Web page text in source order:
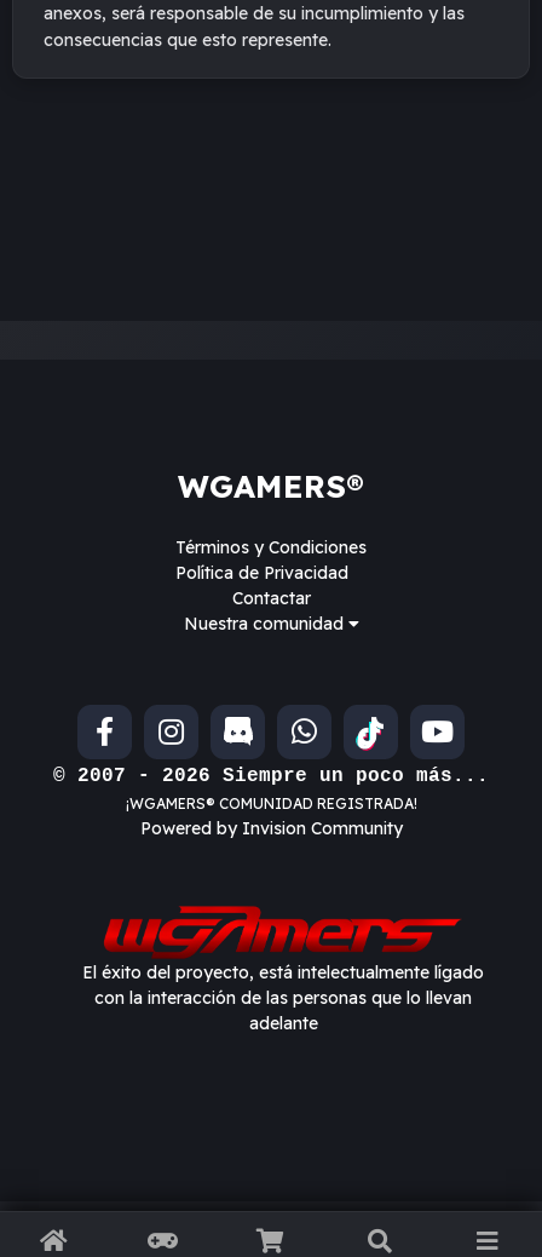
anexos, será responsable de su incumplimiento y las
consecuencias que esto represente.
WGAMERS®
Términos y Condiciones
Política de Privacidad
Contactar
Nuestra comunidad
© 2007 - 2026 Siempre un poco más...
¡WGAMERS® COMUNIDAD REGISTRADA!
Powered by Invision Community
El éxito del proyecto, está intelectualmente lígado
con la interacción de las personas que lo llevan
adelante
Información importante I accept